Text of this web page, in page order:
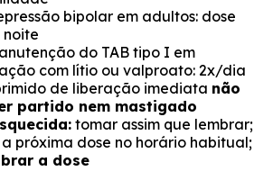
bipolar em adultos: dose
noite
do TAB tipo I em
com lítio ou valproato: 2x/dia
de liberação imediata não
partido nem mastigado
tomar assim que lembrar;
próxima dose no horário habitual;
a dose